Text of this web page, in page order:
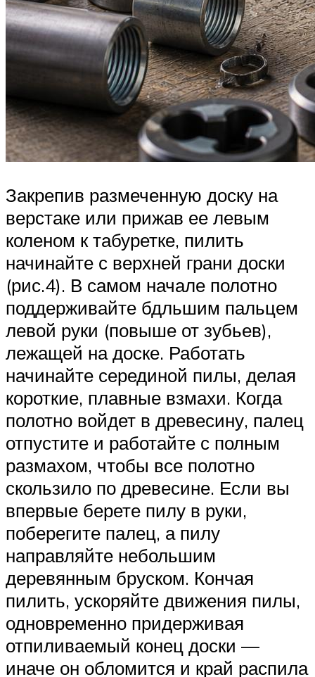
Закрепив размеченную доску на
верстаке или прижав ее левым
коленом к табуретке, пилить
начинайте с верхней грани доски
(рис.4). В самом начале полотно
поддерживайте бдльшим пальцем
левой руки (повыше от зубьев),
лежащей на доске. Работать
начинайте серединой пилы, делая
короткие, плавные взмахи. Когда
полотно войдет в древесину, палец
отпустите и работайте с полным
размахом, чтобы все полотно
скользило по древесине. Если вы
впервые берете пилу в руки,
поберегите палец, а пилу
направляйте небольшим
деревянным бруском. Кончая
пилить, ускоряйте движения пилы,
одновременно придерживая
отпиливаемый конец доски —
иначе он обломится и край распила